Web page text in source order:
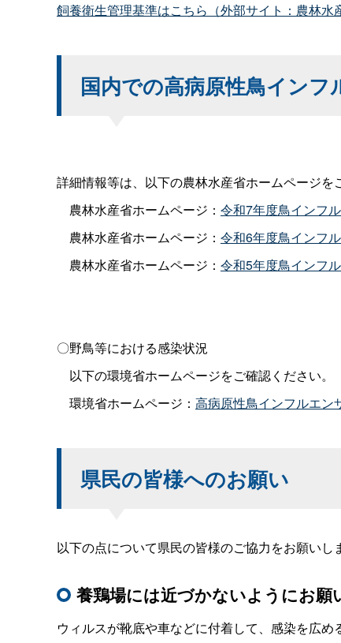
飼養衛生管理基準はこちら（外部サイト：農林水
国内での高病原性鳥インフ
詳細情報等は、以下の農林水産省ホームページを
農林水産省ホームページ： 令和7年度鳥インフ
農林水産省ホームページ： 令和6年度鳥インフ
農林水産省ホームページ： 令和5年度鳥インフ
〇野鳥等における感染状況
以下の環境省ホームページをご確認ください。
環境省ホームページ： 高病原性鳥インフルエン
県民の皆様へのお願い
以下の点について県民の皆様のご協力をお願いし
養鶏場には近づかないようにお願
ウィルスが靴底や車などに付着して、感染を広め